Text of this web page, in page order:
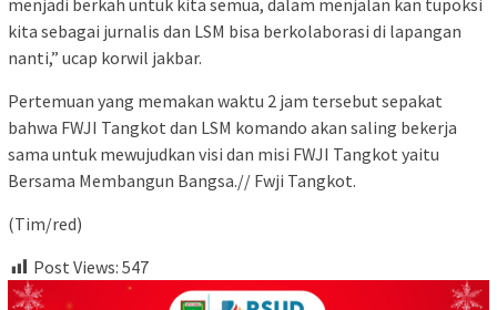
menjadi berkah untuk kita semua, dalam menjalan kan tupoksi
kita sebagai jurnalis dan LSM bisa berkolaborasi di lapangan
nanti,” ucap korwil jakbar.
Pertemuan yang memakan waktu 2 jam tersebut sepakat
bahwa FWJI Tangkot dan LSM komando akan saling bekerja
sama untuk mewujudkan visi dan misi FWJI Tangkot yaitu
Bersama Membangun Bangsa.// Fwji Tangkot.
(Tim/red)
Post Views: 547